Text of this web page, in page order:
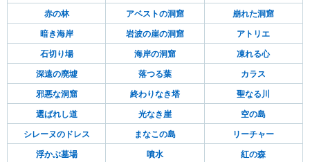
赤の林 アベストの洞窟 崩れた洞窟
暗き海岸 岩波の崖の洞窟 アトリエ
石切り場 海岸の洞窟 凍れる心
深遠の廃墟 落つる葉 カラス
邪悪な洞窟 終わりなき塔 聖なる川
選ばれし道 光なき崖 空の島
シレーヌのドレス まなこの島 リーチャー
浮かぶ墓場 噴水 紅の森